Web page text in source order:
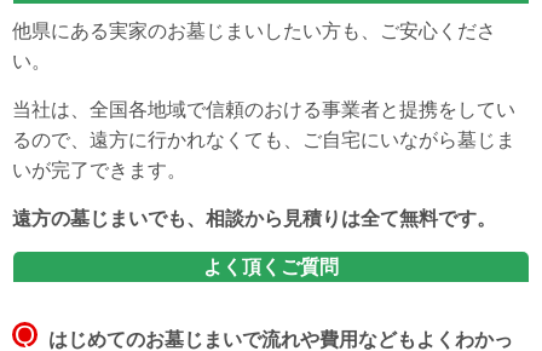
他県にある実家のお墓じまいしたい方も、ご安心くださ
い。
当社は、全国各地域で信頼のおける事業者と提携をしてい
るので、遠方に行かれなくても、ご自宅にいながら墓じま
いが完了できます。
遠方の墓じまいでも、相談から見積りは全て無料です。
よく頂くご質問
はじめてのお墓じまいで流れや費用などもよくわかっ